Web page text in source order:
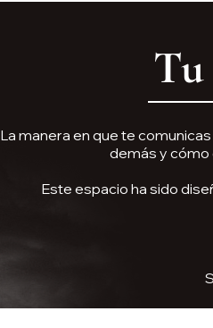
La manera en que te
demás y cómo
Este espacio ha sido